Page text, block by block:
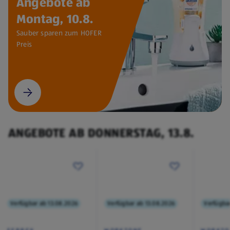
Montag, 10.8.
Sauber sparen zum HOFER
Preis
ANGEBOTE AB DONNERSTAG, 13.8.
Verfügbar ab 13.08.2026 Verfügbar ab 13.08.2026